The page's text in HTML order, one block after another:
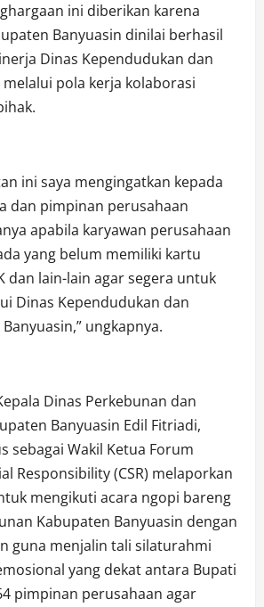
ini diberikan karena
Banyuasin dinilai berhasil
Dinas Kependudukan dan
pola kerja kolaborasi
ini saya mengingatkan kepada
dan pimpinan perusahaan
apabila karyawan perusahaan
yang belum memiliki kartu
dan lain-lain agar segera untuk
Dinas Kependudukan dan
ungkapnya.
Dinas Perkebunan dan
Banyuasin Edil Fitriadi,
sebagai Wakil Ketua Forum
Responsibility (CSR) melaporkan
mengikuti acara ngopi bareng
Kabupaten Banyuasin dengan
guna menjalin tali silaturahmi
yang dekat antara Bupati
pimpinan perusahaan agar